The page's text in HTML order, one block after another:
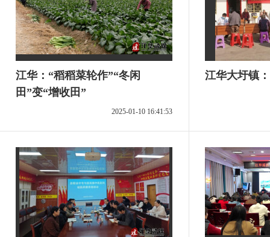
江华：“稻稻菜轮作”“冬闲
田”变“增收田”
2025-01-10 16:41:53